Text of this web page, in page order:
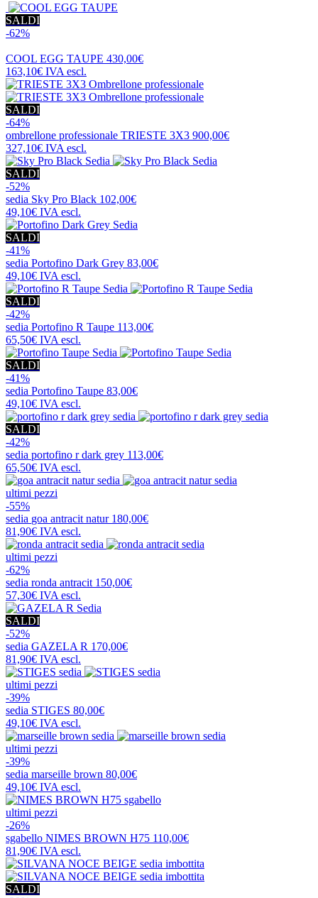
SALDI
-62%
COOL EGG TAUPE 430,00€
163,10€ IVA escl.
SALDI
-64%
ombrellone professionale TRIESTE 3X3 900,00€
327,10€ IVA escl.
SALDI
-52%
sedia Sky Pro Black 102,00€
49,10€ IVA escl.
SALDI
-41%
sedia Portofino Dark Grey 83,00€
49,10€ IVA escl.
SALDI
-42%
sedia Portofino R Taupe 113,00€
65,50€ IVA escl.
SALDI
-41%
sedia Portofino Taupe 83,00€
49,10€ IVA escl.
SALDI
-42%
sedia portofino r dark grey 113,00€
65,50€ IVA escl.
ultimi pezzi
-55%
sedia goa antracit natur 180,00€
81,90€ IVA escl.
ultimi pezzi
-62%
sedia ronda antracit 150,00€
57,30€ IVA escl.
SALDI
-52%
sedia GAZELA R 170,00€
81,90€ IVA escl.
ultimi pezzi
-39%
sedia STIGES 80,00€
49,10€ IVA escl.
ultimi pezzi
-39%
sedia marseille brown 80,00€
49,10€ IVA escl.
ultimi pezzi
-26%
sgabello NIMES BROWN H75 110,00€
81,90€ IVA escl.
SALDI